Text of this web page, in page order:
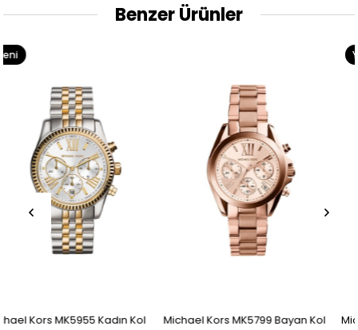
Benzer Ürünler
Michael Kors MK5799 Bayan Kol
Michael Kors MK5798 Bayan